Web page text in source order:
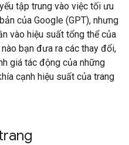
tập trung vào việc tối ưu
của Google (GPT), nhưng
vào hiệu suất tổng thể của
bạn đưa ra các thay đổi,
giá tác động của những
cạnh hiệu suất của trang